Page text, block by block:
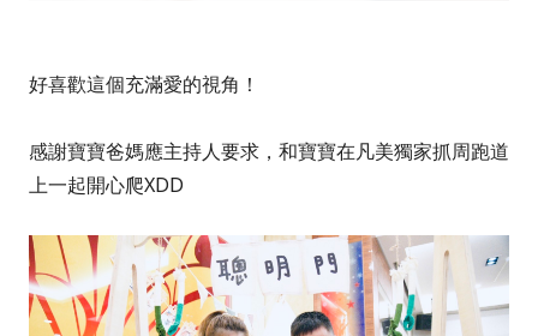
好喜歡這個充滿愛的視角！
感謝寶寶爸媽應主持人要求，和寶寶在凡美獨家抓周跑道
上一起開心爬XDD